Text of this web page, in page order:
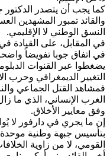
كما يجب أن يتصدر الدكتور
والقائد تمبور المشهدين
النسق الوطني لا الإقليمي.
في المقابل، على القيادة
في اتفاق جوبا تفويضاً
يضغطوا عبر القنوات
التغيير الديمغرافي وحرب
فمشاهد القتل الجماعي
الغرب الإنساني، الذي ما
وفق معايير الأخلاق.
إن ما يجري في دارفور لا
بتأسيس جبهة وطنية موحدة
القومي، لا من زاوية